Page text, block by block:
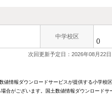
中学校区
()
次回更新予定日：2026年08月22日
値情報ダウンロードサービスが提供する小学
合がございます。国土数値情報ダウンロード